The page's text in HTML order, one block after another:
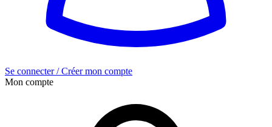
Se connecter / Créer mon compte
Mon compte